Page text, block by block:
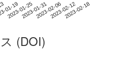
01-19
2023-01-252023-01-312023-02-062023-02-122023-02-18
(DOI)